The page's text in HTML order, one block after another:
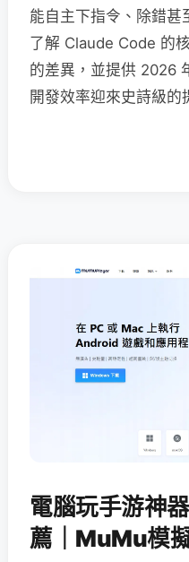
能自主下指令、除錯甚
了解 Claude Code 的
的差異，並提供 2026
開發效率迎來史詩級的
電腦玩手游神
薦｜MuMu模